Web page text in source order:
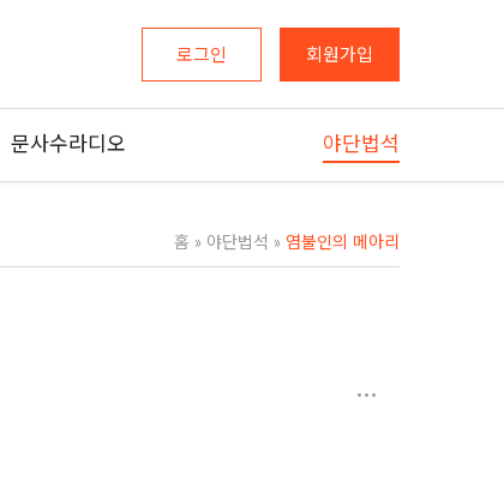
로그인 회원가입
문사수라디오 야단법석
홈 » 야단법석 » 염불인의 메아리